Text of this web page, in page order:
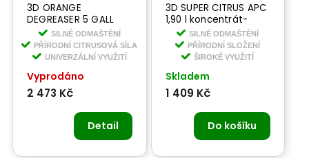
3D ORANGE
DEGREASER 5 GALL
18,90 l - prémiový
univerzální čistič
SILNĚ ODMAŠTĚNÍ
PŘÍRODNÍ CITRUSOVÁ SÍLA
UNIVERZÁLNÍ VYUŽITÍ
Vyprodáno
2 473 Kč
Detail
3D SUPER CITRUS APC
1,90 l koncentrát-
univerzální čistič a
odmašťovač
SILNÉ ODMAŠTĚNÍ
PŘÍRODNÍ SLOŽENÍ
ŠIROKÉ VYUŽITÍ
Skladem
1 409 Kč
Do košíku